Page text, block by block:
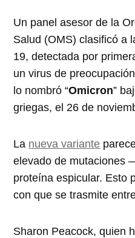
Un panel asesor de la
Salud (OMS) clasificó a
19, detectada por
un virus de
lo nombró “Omicron”
griegas, el 26 de
La nueva variante
elevado de mutaciones
proteína espicular. Esto
con que se trasmite
Sharon Peacock, quien